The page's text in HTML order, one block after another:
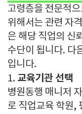
고령층을 전문적
위해서는 관련 자
은 해당 직업의 신
수단이 됩니다. 다
입니다.
1. 교육기관 선택
병원동행 매니저
로 직업교육 학원,